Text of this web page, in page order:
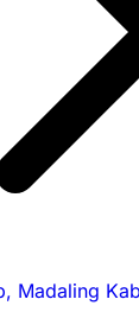
Madaling